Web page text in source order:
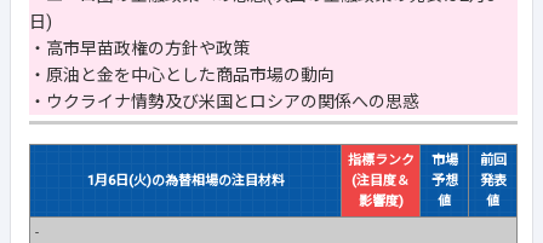
日)
・高市早苗政権の方針や政策
・原油と金を中心とした商品市場の動向
・ウクライナ情勢及び米国とロシアの関係への思惑
1月6日(火)の為替相場の注目材料
指標ランク
(注目度＆
影響度)
市場
予想
値
前回
発表
値
-